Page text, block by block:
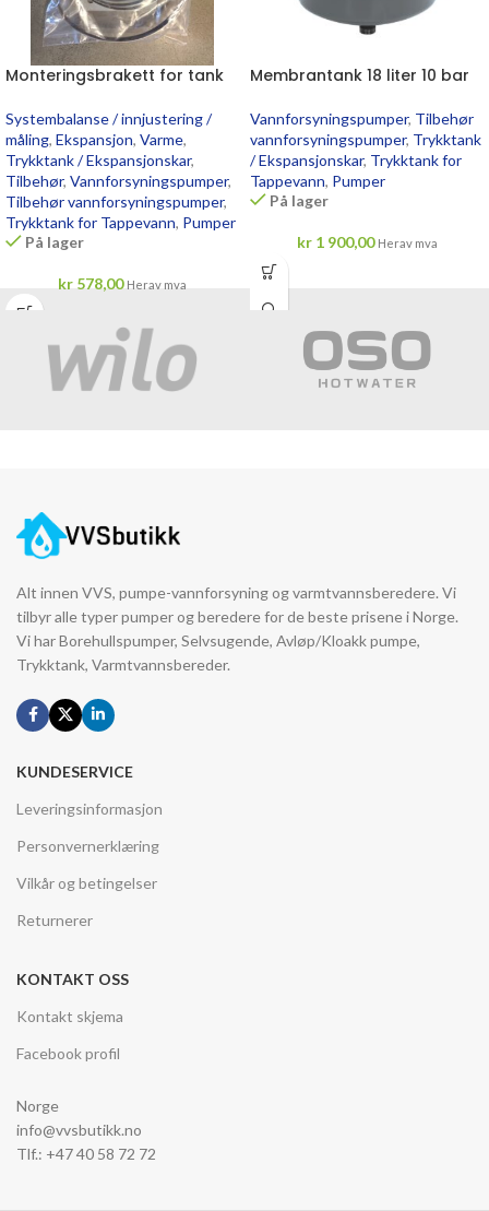
Monteringsbrakett for tank
Systembalanse / innjustering /
måling, Ekspansjon, Varme,
Trykktank / Ekspansjonskar,
Tilbehør, Vannforsyningspumper,
Tilbehør vannforsyningspumper,
Trykktank for Tappevann, Pumper
På lager
kr 578,00 Herav mva
Membrantank 18 liter 10 bar
Vannforsyningspumper, Tilbehør
vannforsyningspumper, Trykktank
/ Ekspansjonskar, Trykktank for
Tappevann, Pumper
På lager
kr1 900,00 Herav mva
Alt innen VVS, pumpe-vannforsyning og varmtvannsberedere. Vi
tilbyr alle typer pumper og beredere for de beste prisene i Norge.
Vi har Borehullspumper, Selvsugende, Avløp/Kloakk pumpe,
Trykktank, Varmtvannsbereder.
KUNDESERVICE
Leveringsinformasjon
Personvernerklæring
Vilkår og betingelser
Returnerer
KONTAKT OSS
Kontakt skjema
Facebook profil
Norge
info@vvsbutikk.no
Tlf.: +47 40 58 72 72